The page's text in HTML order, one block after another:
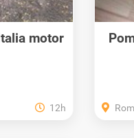
motor
12h